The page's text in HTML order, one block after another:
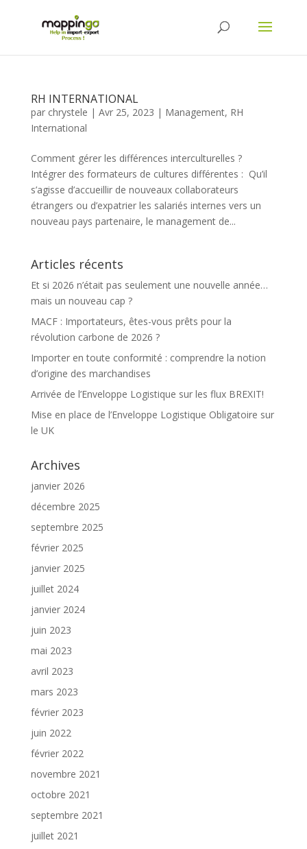
RH INTERNATIONAL
par chrystele | Avr 25, 2023 | Management, RH
International
Comment gérer les différences interculturelles ?
Intégrer des formateurs de cultures différentes : Qu’il
s’agisse d’accueillir de nouveaux collaborateurs
étrangers ou d’expatrier les salariés internes vers un
nouveau pays partenaire, le management de...
Articles récents
Et si 2026 n’était pas seulement une nouvelle année…
mais un nouveau cap ?
MACF : Importateurs, êtes-vous prêts pour la
révolution carbone de 2026 ?
Importer en toute conformité : comprendre la notion
d’origine des marchandises
Arrivée de l’Enveloppe Logistique sur les flux BREXIT!
Mise en place de l’Enveloppe Logistique Obligatoire sur
le UK
Archives
janvier 2026
décembre 2025
septembre 2025
février 2025
janvier 2025
juillet 2024
janvier 2024
juin 2023
mai 2023
avril 2023
mars 2023
février 2023
juin 2022
février 2022
novembre 2021
octobre 2021
septembre 2021
juillet 2021